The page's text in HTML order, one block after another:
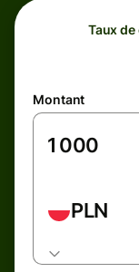
Taux
Montant
PLN